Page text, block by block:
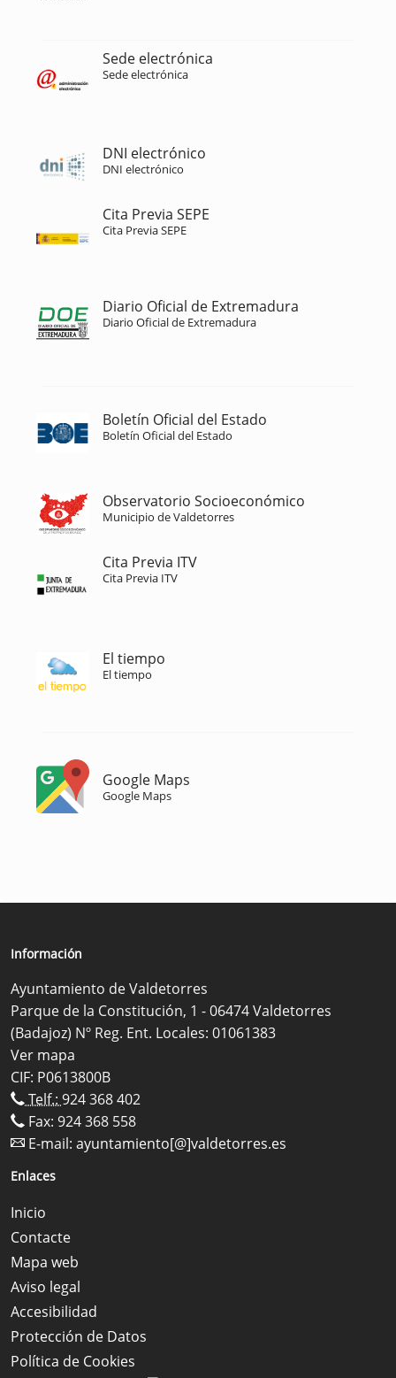
Sede electrónica
Sede electrónica
DNI electrónico
DNI electrónico
Cita Previa SEPE
Cita Previa SEPE
Diario Oficial de Extremadura
Diario Oficial de Extremadura
Boletín Oficial del Estado
Boletín Oficial del Estado
Observatorio Socioeconómico
Municipio de Valdetorres
Cita Previa ITV
Cita Previa ITV
El tiempo
El tiempo
Google Maps
Google Maps
Información
Ayuntamiento de Valdetorres
Parque de la Constitución, 1 - 06474 Valdetorres
(Badajoz) Nº Reg. Ent. Locales: 01061383
Ver mapa
CIF: P0613800B
Telf.: 924 368 402
Fax: 924 368 558
E-mail: ayuntamiento[@]valdetorres.es
Enlaces
Inicio
Contacte
Mapa web
Aviso legal
Accesibilidad
Protección de Datos
Política de Cookies